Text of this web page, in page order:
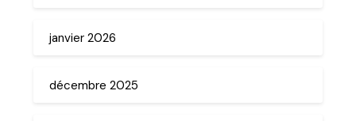
janvier 2026
décembre 2025